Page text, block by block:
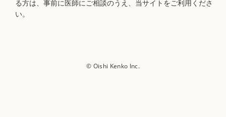
る方は、事前に医師にご相談のうえ、当サイトをご利用くださ
い。
© Oishi Kenko Inc.